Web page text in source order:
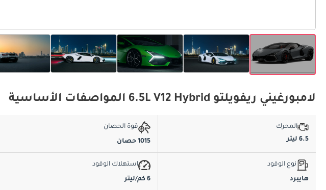
لامبورغيني ريفويلتو 6.5L V12 Hybrid المواصفات الأساسية
المحرك
6.5 ليتر
قوة الحصان
1015 حصان
نوع الوقود
هايبرد
استهلاك الوقود
6 كم/ليتر